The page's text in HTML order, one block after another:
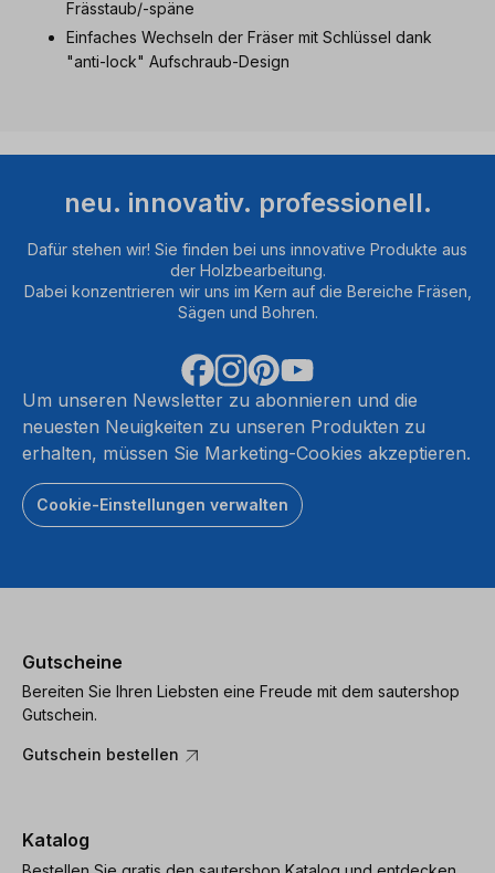
Frässtaub/-späne
Einfaches Wechseln der Fräser mit Schlüssel dank
"anti-lock" Aufschraub-Design
neu. innovativ. professionell.
Dafür stehen wir! Sie finden bei uns innovative Produkte aus
der Holzbearbeitung.
Dabei konzentrieren wir uns im Kern auf die Bereiche Fräsen,
Sägen und Bohren.
Um unseren Newsletter zu abonnieren und die
neuesten Neuigkeiten zu unseren Produkten zu
erhalten, müssen Sie Marketing-Cookies akzeptieren.
Cookie-Einstellungen verwalten
Gutscheine
Bereiten Sie Ihren Liebsten eine Freude mit dem sautershop
Gutschein.
Gutschein bestellen
Katalog